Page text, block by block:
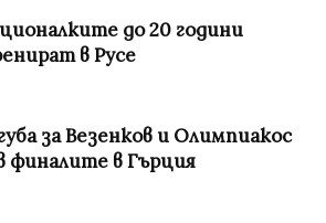
до 20 години
в Русе
за Везенков и Олимпиакос
финалите в Гърция